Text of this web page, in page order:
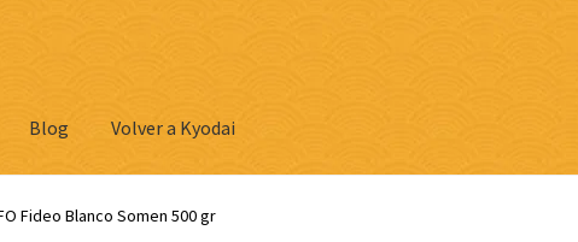
Blog Volver a Kyodai
Fideo Blanco Somen 500 gr